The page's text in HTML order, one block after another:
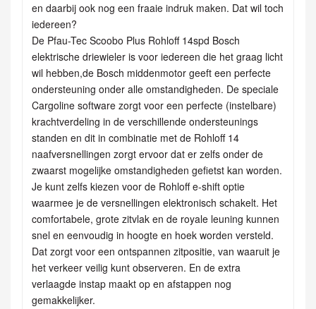
en daarbij ook nog een fraaie indruk maken. Dat wil toch
iedereen?
De Pfau-Tec Scoobo Plus Rohloff 14spd Bosch
elektrische driewieler is voor iedereen die het graag licht
wil hebben,de Bosch middenmotor geeft een perfecte
ondersteuning onder alle omstandigheden. De speciale
Cargoline software zorgt voor een perfecte (instelbare)
krachtverdeling in de verschillende ondersteunings
standen en dit in combinatie met de Rohloff 14
naafversnellingen zorgt ervoor dat er zelfs onder de
zwaarst mogelijke omstandigheden gefietst kan worden.
Je kunt zelfs kiezen voor de Rohloff e-shift optie
waarmee je de versnellingen elektronisch schakelt. Het
comfortabele, grote zitvlak en de royale leuning kunnen
snel en eenvoudig in hoogte en hoek worden versteld.
Dat zorgt voor een ontspannen zitpositie, van waaruit je
het verkeer veilig kunt observeren. En de extra
verlaagde instap maakt op en afstappen nog
gemakkelijker.